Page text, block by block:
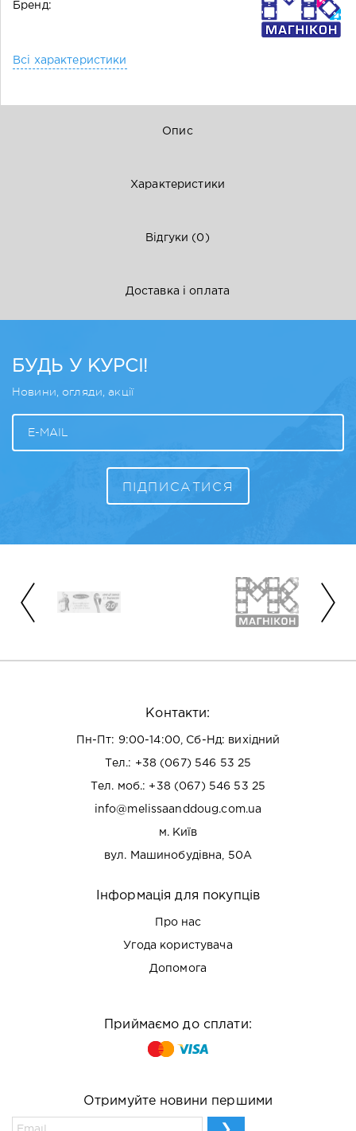
Бренд:
Всі характеристики
Опис
Характеристики
Відгуки (0)
Доставка і оплата
БУДЬ У КУРСІ!
Новини, огляди, акції
Контакти:
Пн-Пт: 9:00-14:00, Сб-Нд: вихідний
Тел.: +38 (067) 546 53 25
Тел. моб.: +38 (067) 546 53 25
info@melissaanddoug.com.ua
м. Київ
вул. Машинобудівна, 50А
Інформація для покупців
Про нас
Угода користувача
Допомога
Приймаємо до сплати:
Отримуйте новини першими